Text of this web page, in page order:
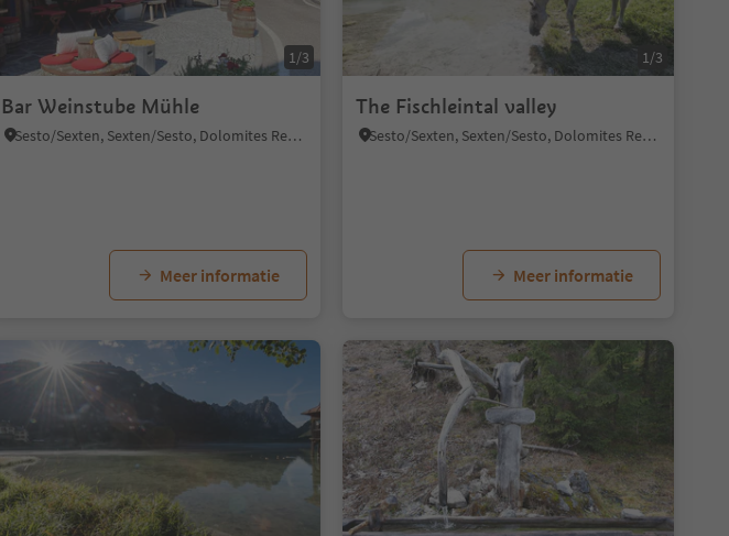
1/3
Bar Weinstube Mühle
Sesto/Sexten, Sexten/Sesto, Dolomites Region 3 Zinnen
Meer informatie
1/3
The Fischleintal valley
Sesto/Sexten, Sexten/Sesto, Dolomites Region 3 Zinnen
Meer informatie
1/4